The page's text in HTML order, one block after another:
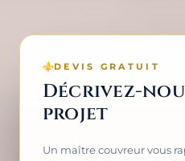
DEVIS GRATUIT
Décrivez-
projet
Un maître couvreur vous